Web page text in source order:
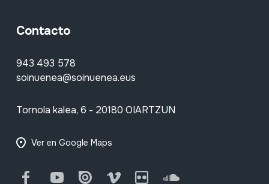
Contacto
943 493 578
soinuenea@soinuenea.eus
Tornola kalea, 6 - 20180 OIARTZUN
Ver en Google Maps
FacebookYoutube Issuu Vimeo Flickr SoundCloud